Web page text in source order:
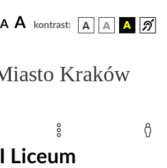
A A kontrast:
Kraków
Liceum